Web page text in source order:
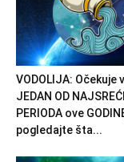
VODOLIJA: Očekuje
JEDAN OD
PERIODA ove
pogledajte šta...